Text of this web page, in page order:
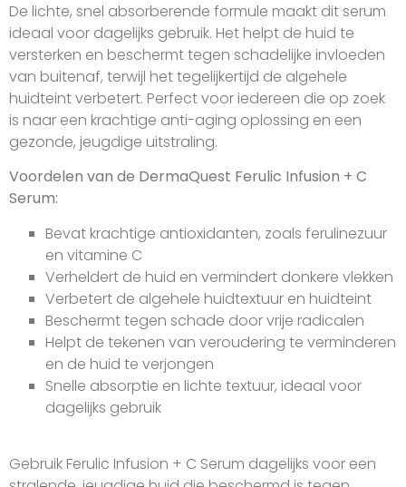
De lichte, snel absorberende formule maakt dit serum
ideaal voor dagelijks gebruik. Het helpt de huid te
versterken en beschermt tegen schadelijke invloeden
van buitenaf, terwijl het tegelijkertijd de algehele
huidteint verbetert. Perfect voor iedereen die op zoek
is naar een krachtige anti-aging oplossing en een
gezonde, jeugdige uitstraling.
Voordelen van de DermaQuest Ferulic Infusion + C
Serum:
Bevat krachtige antioxidanten, zoals ferulinezuur
en vitamine C
Verheldert de huid en vermindert donkere vlekken
Verbetert de algehele huidtextuur en huidteint
Beschermt tegen schade door vrije radicalen
Helpt de tekenen van veroudering te verminderen
en de huid te verjongen
Snelle absorptie en lichte textuur, ideaal voor
dagelijks gebruik
Gebruik Ferulic Infusion + C Serum dagelijks voor een